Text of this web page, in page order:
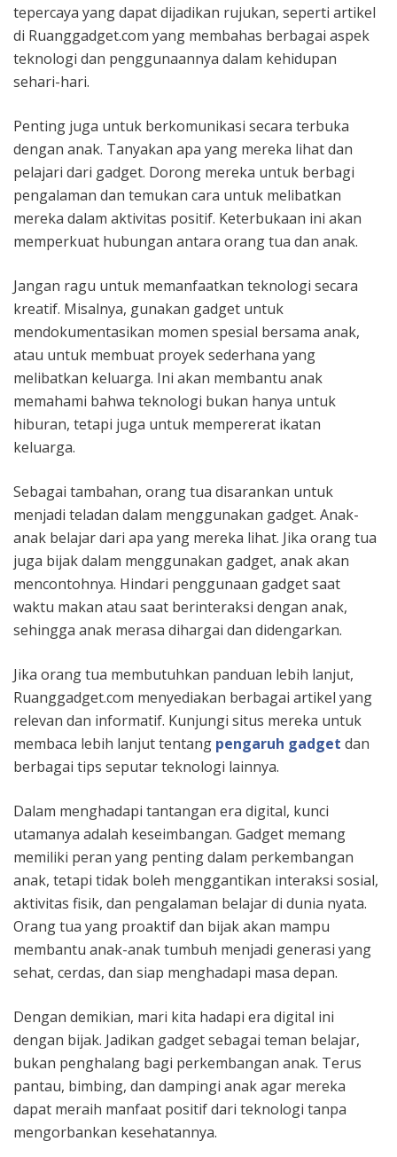
tepercaya yang dapat dijadikan rujukan, seperti artikel
di Ruanggadget.com yang membahas berbagai aspek
teknologi dan penggunaannya dalam kehidupan
sehari-hari.
Penting juga untuk berkomunikasi secara terbuka
dengan anak. Tanyakan apa yang mereka lihat dan
pelajari dari gadget. Dorong mereka untuk berbagi
pengalaman dan temukan cara untuk melibatkan
mereka dalam aktivitas positif. Keterbukaan ini akan
memperkuat hubungan antara orang tua dan anak.
Jangan ragu untuk memanfaatkan teknologi secara
kreatif. Misalnya, gunakan gadget untuk
mendokumentasikan momen spesial bersama anak,
atau untuk membuat proyek sederhana yang
melibatkan keluarga. Ini akan membantu anak
memahami bahwa teknologi bukan hanya untuk
hiburan, tetapi juga untuk mempererat ikatan
keluarga.
Sebagai tambahan, orang tua disarankan untuk
menjadi teladan dalam menggunakan gadget. Anak-
anak belajar dari apa yang mereka lihat. Jika orang tua
juga bijak dalam menggunakan gadget, anak akan
mencontohnya. Hindari penggunaan gadget saat
waktu makan atau saat berinteraksi dengan anak,
sehingga anak merasa dihargai dan didengarkan.
Jika orang tua membutuhkan panduan lebih lanjut,
Ruanggadget.com menyediakan berbagai artikel yang
relevan dan informatif. Kunjungi situs mereka untuk
membaca lebih lanjut tentang pengaruh gadget dan
berbagai tips seputar teknologi lainnya.
Dalam menghadapi tantangan era digital, kunci
utamanya adalah keseimbangan. Gadget memang
memiliki peran yang penting dalam perkembangan
anak, tetapi tidak boleh menggantikan interaksi sosial,
aktivitas fisik, dan pengalaman belajar di dunia nyata.
Orang tua yang proaktif dan bijak akan mampu
membantu anak-anak tumbuh menjadi generasi yang
sehat, cerdas, dan siap menghadapi masa depan.
Dengan demikian, mari kita hadapi era digital ini
dengan bijak. Jadikan gadget sebagai teman belajar,
bukan penghalang bagi perkembangan anak. Terus
pantau, bimbing, dan dampingi anak agar mereka
dapat meraih manfaat positif dari teknologi tanpa
mengorbankan kesehatannya.